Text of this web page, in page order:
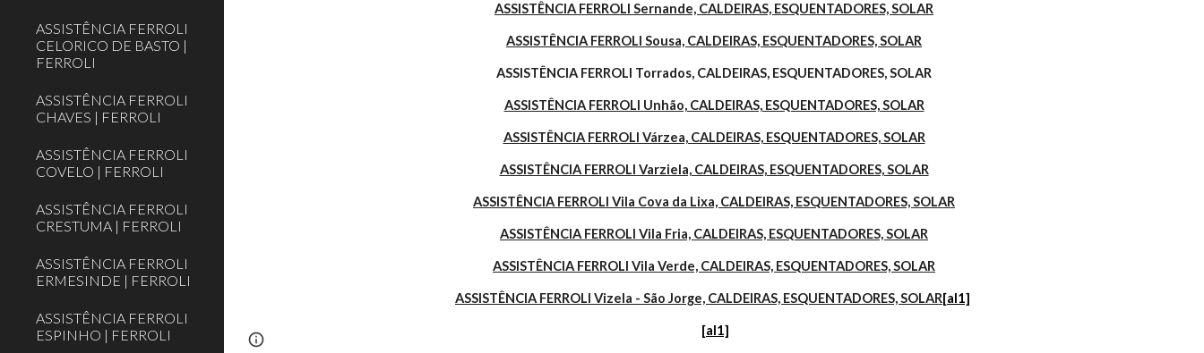
ASSISTÊNCIA FERROLI
CELORICO DE BASTO |
FERROLI
ASSISTÊNCIA FERROLI
CHAVES | FERROLI
ASSISTÊNCIA FERROLI
COVELO | FERROLI
ASSISTÊNCIA FERROLI
CRESTUMA | FERROLI
ASSISTÊNCIA FERROLI
ERMESINDE | FERROLI
ASSISTÊNCIA FERROLI
ESPINHO | FERROLI
ASSISTÊNCIA FERROLI Sernande, CALDEIRAS, ESQUENTADORES, SOLAR
ASSISTÊNCIA FERROLI Sousa, CALDEIRAS, ESQUENTADORES, SOLAR
ASSISTÊNCIA FERROLI Torrados, CALDEIRAS, ESQUENTADORES, SOLAR
ASSISTÊNCIA FERROLI Unhão, CALDEIRAS, ESQUENTADORES, SOLAR
ASSISTÊNCIA FERROLI Várzea, CALDEIRAS, ESQUENTADORES, SOLAR
ASSISTÊNCIA FERROLI Varziela, CALDEIRAS, ESQUENTADORES, SOLAR
ASSISTÊNCIA FERROLI Vila Cova da Lixa, CALDEIRAS, ESQUENTADORES, SOLAR
ASSISTÊNCIA FERROLI Vila Fria, CALDEIRAS, ESQUENTADORES, SOLAR
ASSISTÊNCIA FERROLI Vila Verde, CALDEIRAS, ESQUENTADORES, SOLAR
ASSISTÊNCIA FERROLI Vizela - São Jorge, CALDEIRAS, ESQUENTADORES, SOLAR[al1]
[al1]